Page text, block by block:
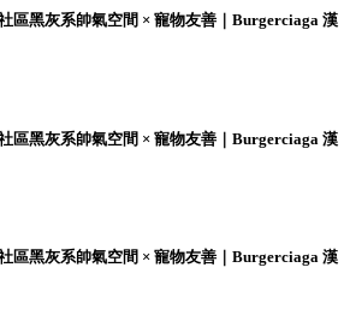
區黑灰系帥氣空間 × 寵物友善｜Burgerciaga 漢
區黑灰系帥氣空間 × 寵物友善｜Burgerciaga 漢
區黑灰系帥氣空間 × 寵物友善｜Burgerciaga 漢